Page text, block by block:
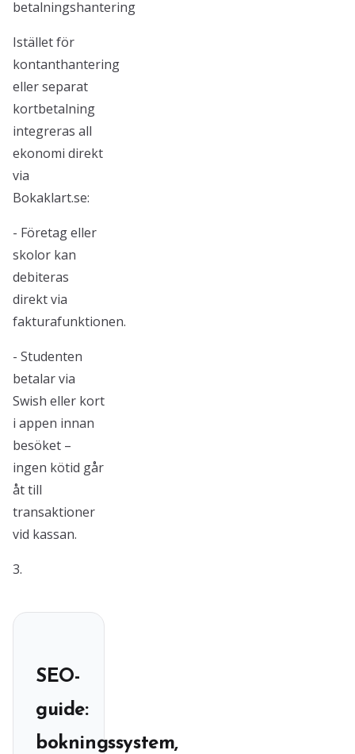
betalningshantering
Istället för
kontanthantering
eller separat
kortbetalning
integreras all
ekonomi direkt
via
Bokaklart.se:
- Företag eller
skolor kan
debiteras
direkt via
fakturafunktionen.
- Studenten
betalar via
Swish eller kort
i appen innan
besöket –
ingen kötid går
åt till
transaktioner
vid kassan.
3.
SEO-
guide:
bokningssystem,